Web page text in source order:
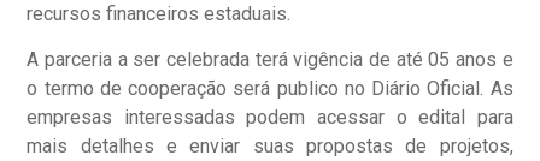
recursos financeiros estaduais.
A parceria a ser celebrada terá vigência de até 05 anos e
o termo de cooperação será publico no Diário Oficial. As
empresas interessadas podem acessar o edital para
mais detalhes e enviar suas propostas de projetos,